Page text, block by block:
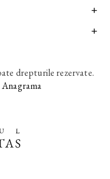
drepturile rezervate.
Anagrama